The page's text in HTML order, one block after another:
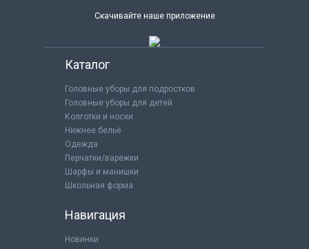
Скачивайте наше приложение
Каталог
Головные уборы для подростков
Головные уборы для детей
Колготки и носки
Нижнее бельё
Одежда
Перчатки/варежки
Шарфы и манишки
Школьная форма
Навигация
Новинки